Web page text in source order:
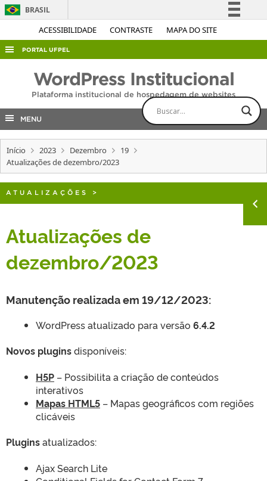
ACESSIBILIDADE CONTRASTE MAPA DO SITE
BRASIL
Simplifique!
Acesso à informação
Legislação
PORTAL UFPEL
AUDITORIA
COBALTO
CONCURSOS
EDITAIS
OUVIDORIA
TELEFONES
WordPress Institucional
Plataforma institucional de hospedagem de websites
MENU
Início 2023 Dezembro
19
Atualizações de dezembro/2023
ATUALIZAÇÕES >
Atualizações de
dezembro/2023
Manutenção realizada em 19/12/2023:
WordPress atualizado para versão 6.4.2
Novos pluginsdisponíveis:
H5P – Possibilita a criação de conteúdos
interativos
Mapas HTML5 – Mapas geográficos com regiões
clicáveis
Pluginsatualizados:
Ajax Search Lite